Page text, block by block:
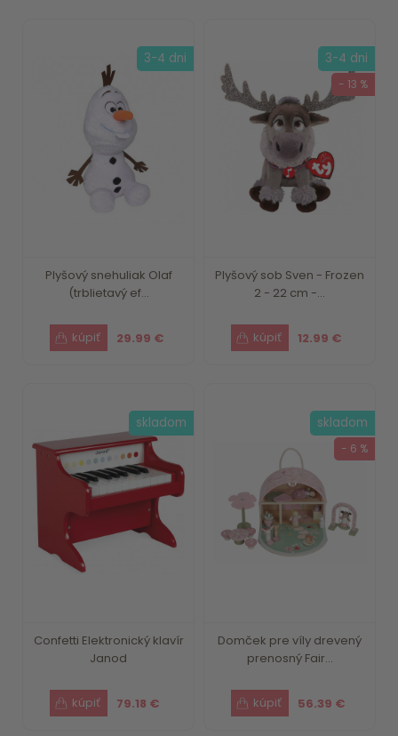
Plyšový snehuliak Olaf
(trblietavý ef...
29.99 €
3-4 dni
Plyšový sob Sven - Frozen
2 - 22 cm -...
12.99 €
3-4 dni
- 13 %
Confetti Elektronický klavír
Janod
79.18 €
skladom
Domček pre víly drevený
prenosný Fair...
56.39 €
skladom
- 6 %